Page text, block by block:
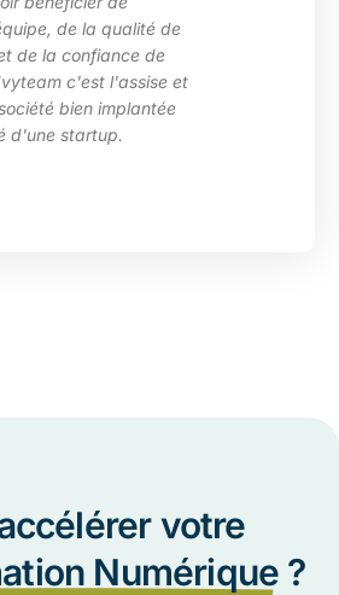
la qualité de
de
l'assise et
implantée
votre
Numérique ?